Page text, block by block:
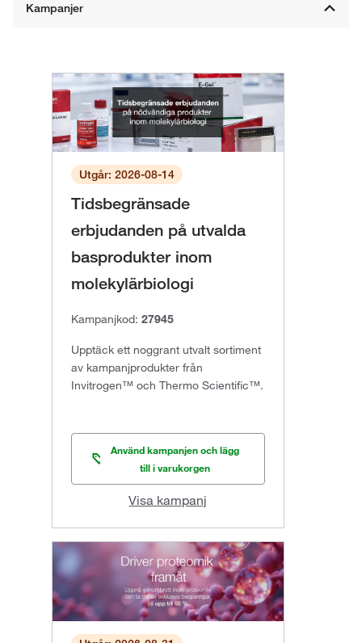
Utgår: 2026-08-14
Tidsbegränsade
erbjudanden på utvalda
basprodukter inom
molekylärbiologi
Kampanjkod: 27945
Upptäck ett noggrant utvalt sortiment
av kampanjprodukter från
Invitrogen™ och Thermo Scientific™.
Använd kampanjen och lägg
till i varukorgen
Visa kampanj